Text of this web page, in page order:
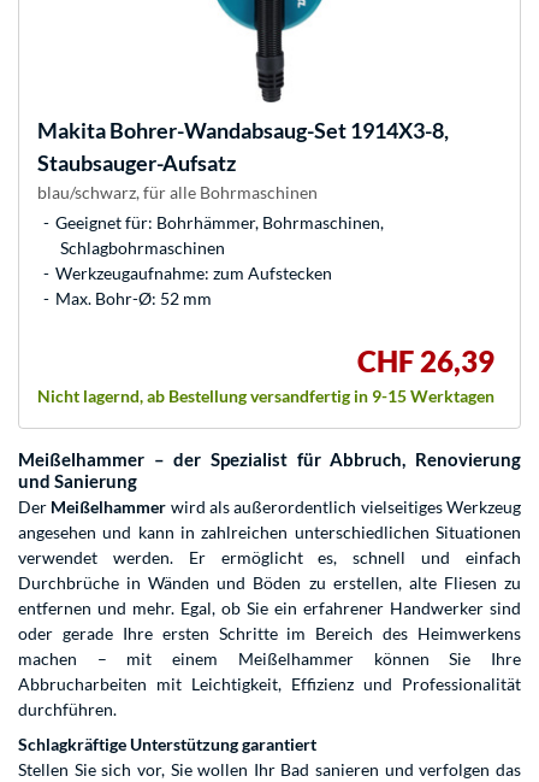
MakitaBohrer-Wandabsaug-Set 1914X3-8,
Staubsauger-Aufsatz
blau/schwarz, für alle Bohrmaschinen
Geeignet für: Bohrhämmer, Bohrmaschinen,
Schlagbohrmaschinen
Werkzeugaufnahme: zum Aufstecken
Max. Bohr-Ø: 52 mm
CHF 26,39
Nicht lagernd, ab Bestellung versandfertig in 9-15 Werktagen
Meißelhammer – der Spezialist für Abbruch, Renovierung
und Sanierung
Der Meißelhammer wird als außerordentlich vielseitiges Werkzeug
angesehen und kann in zahlreichen unterschiedlichen Situationen
verwendet werden. Er ermöglicht es, schnell und einfach
Durchbrüche in Wänden und Böden zu erstellen, alte Fliesen zu
entfernen und mehr. Egal, ob Sie ein erfahrener Handwerker sind
oder gerade Ihre ersten Schritte im Bereich des Heimwerkens
machen – mit einem Meißelhammer können Sie Ihre
Abbrucharbeiten mit Leichtigkeit, Effizienz und Professionalität
durchführen.
Schlagkräftige Unterstützung garantiert
Stellen Sie sich vor, Sie wollen Ihr Bad sanieren und verfolgen das